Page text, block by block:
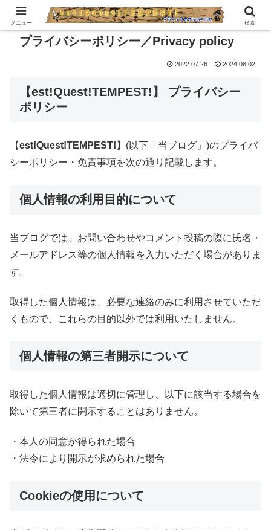
プライバシーポリシー／Privacy policy
2022.07.26 2024.08.02
【est!Quest!TEMPEST!】 プライバシー
ポリシー
【est!Quest!TEMPEST! 】(以下「当ブログ」)のプライバ
シーポリシー・免責事項を次の通り記載します。
個人情報の利用目的について
当ブログでは、お問い合わせやコメント投稿の際に氏名・
メールアドレス等の個人情報を入力いただく場合がありま
す。
取得した個人情報は、必要な連絡のみに利用させていただ
くもので、これらの目的以外では利用いたしません。
個人情報の第三者開示について
取得した個人情報は適切に管理し、以下に該当する場合を
除いて第三者に開示することはありません。
・本人の同意が得られた場合
・法令により開示が求められた場合
Cookieの使用について
メニュー 検索